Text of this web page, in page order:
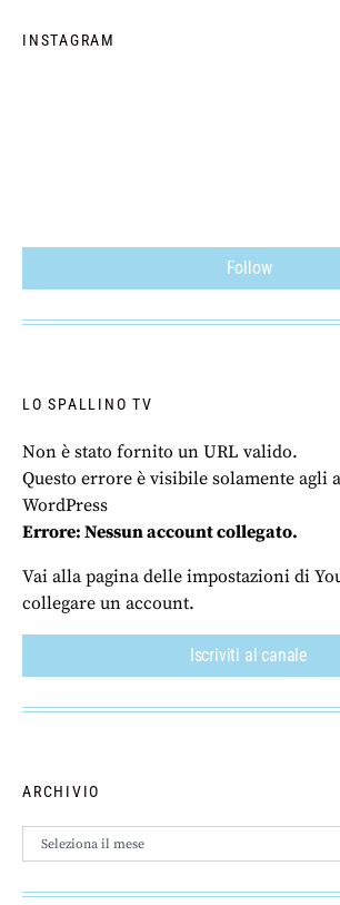
INSTAGRAM
Follow
LO SPALLINO TV
Non è stato fornito un URL valido.
Questo errore è visibile solamente agli
WordPress
Errore: Nessun account collegato.
Vai alla pagina delle impostazioni di
collegare un account.
Iscriviti al canale
ARCHIVIO
Archivio